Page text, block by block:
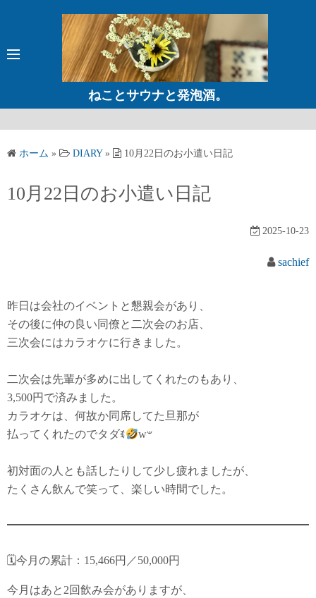
ン
ッ
ねことサウナと発泡酒。
ホーム » DIARY» 10月22日のお小遣い日記
10月22日のお小遣い日記
2025-10-23
sachief
昨日は会社のイベントと懇親会があり、
その後に仲の良い同僚と二次会のお店、
三次会にはカラオケに行きました。
二次会は先輩が多めに出してくれたのもあり、
3,500円 で済みました。
カラオケは、何故か同席してた旦那が
払ってくれたのでタダꉂ
w‪𐤔
初対面の人とも話したりして少し疲れましたが、
たくさん飲んで笑って、楽しい時間でした。
🗓今月の累計：15,466円／50,000円
今月はあと2回飲み会がありますが、